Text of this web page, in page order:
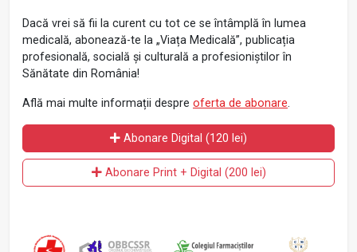
Dacă vrei să fii la curent cu tot ce se întâmplă în lumea
medicală, abonează-te la „Viața Medicală”, publicația
profesională, socială și culturală a profesioniștilor în
Sănătate din România!
Află mai multe informații despre oferta de abonare.
Abonare Digital (120 lei)
Abonare Print + Digital (200 lei)